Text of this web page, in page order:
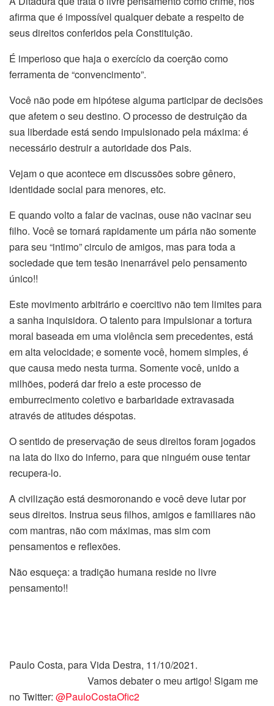
afirma que é impossível qualquer debate a respeito de
seus direitos conferidos pela Constituição.
É imperioso que haja o exercício da coerção como
ferramenta de “convencimento”.
Você não pode em hipótese alguma participar de decisões
que afetem o seu destino. O processo de destruição da
sua liberdade está sendo impulsionado pela máxima: é
necessário destruir a autoridade dos Pais.
Vejam o que acontece em discussões sobre gênero,
identidade social para menores, etc.
E quando volto a falar de vacinas, ouse não vacinar seu
filho. Você se tornará rapidamente um pária não somente
para seu “intimo” circulo de amigos, mas para toda a
sociedade que tem tesão inenarrável pelo pensamento
único!!
Este movimento arbitrário e coercitivo não tem limites para
a sanha inquisidora. O talento para impulsionar a tortura
moral baseada em uma violência sem precedentes, está
em alta velocidade; e somente você, homem simples, é
que causa medo nesta turma. Somente você, unido a
milhões, poderá dar freio a este processo de
emburrecimento coletivo e barbaridade extravasada
através de atitudes déspotas.
O sentido de preservação de seus direitos foram jogados
na lata do lixo do inferno, para que ninguém ouse tentar
recupera-lo.
A civilização está desmoronando e você deve lutar por
seus direitos. Instrua seus filhos, amigos e familiares não
com mantras, não com máximas, mas sim com
pensamentos e reflexões.
Não esqueça: a tradição humana reside no livre
pensamento!!
Paulo Costa, para Vida Destra, 11/10/2021.
Vamos debater o meu artigo! Sigam me
no Twitter: @PauloCostaOfic2